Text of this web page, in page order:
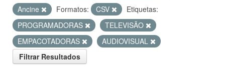
Ancine
Formatos: CSV
Etiquetas:
PROGRAMADORAS
TELEVISÃO
EMPACOTADORAS
AUDIOVISUAL
Filtrar Resultados